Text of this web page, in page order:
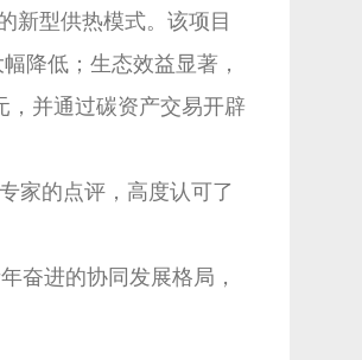
新型供热模式。该项目
降低；生态效益显著，
，并通过碳资产交易开辟
家的点评，高度认可了
进的协同发展格局，